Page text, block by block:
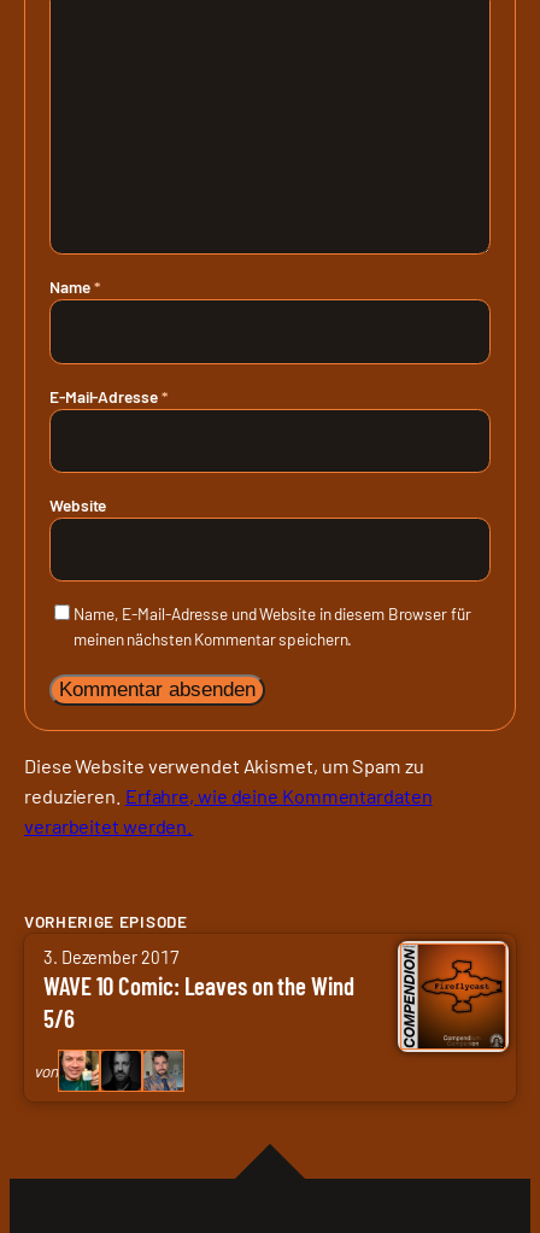
Name*
E-Mail-Adresse*
Website
Name, E-Mail-Adresse und Website in diesem Browser für
meinen nächsten Kommentar speichern.
Diese Website verwendet Akismet, um Spam zu
reduzieren. Erfahre, wie deine Kommentardaten
verarbeitet werden.
VORHERIGE EPISODE
3. Dezember 2017
WAVE 10 Comic: Leaves on the Wind
5/6
von
von
Arne
Ruddat
Codenaga,
Alexander